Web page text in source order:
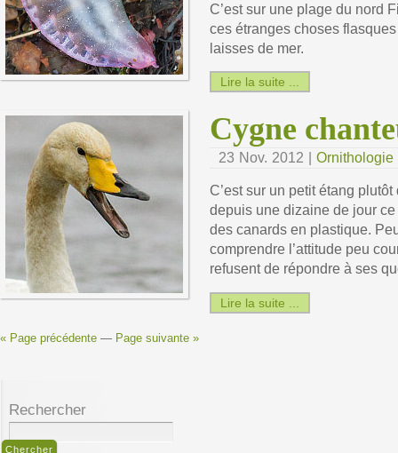
C’est sur une plage du nord
ces étranges choses
laisses de mer.
Lire la suite ...
Cygne
23 Nov. 2012 | Ornithologie
C’est sur un petit étang
depuis une dizaine de jour
des canards en plastique.
comprendre l’attitude peu
refusent de répondre à ses
Lire la suite ...
« Page précédente — Page suivante »
Rechercher